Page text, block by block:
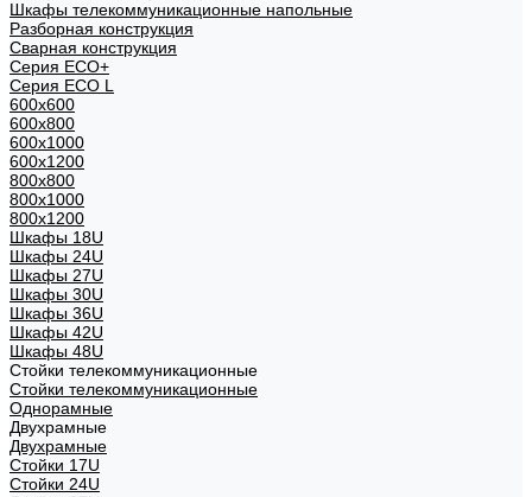
Шкафы телекоммуникационные напольные
Разборная конструкция
Сварная конструкция
Серия ECO+
Серия ECO L
600x600
600x800
600х1000
600х1200
800x800
800х1000
800х1200
Шкафы 18U
Шкафы 24U
Шкафы 27U
Шкафы 30U
Шкафы 36U
Шкафы 42U
Шкафы 48U
Стойки телекоммуникационные
Стойки телекоммуникационные
Однорамные
Двухрамные
Двухрамные
Стойки 17U
Стойки 24U